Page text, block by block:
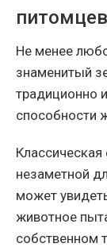
питомцев
Не менее
знаменитый
традиционно
способности
Классическая
незаметной
может
животное
собственном